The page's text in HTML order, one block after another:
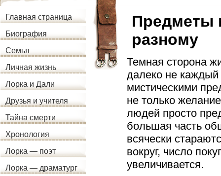
Главная страница
Биография
Семья
Личная жизнь
Лорка и Дали
Друзья и учителя
Тайна смерти
Хронология
Лорка — поэт
Лорка — драматург
Предметы
разному
Темная сторона
далеко не каждый
мистическими
не только
людей просто
большая часть
всячески
вокруг, число
увеличивается.